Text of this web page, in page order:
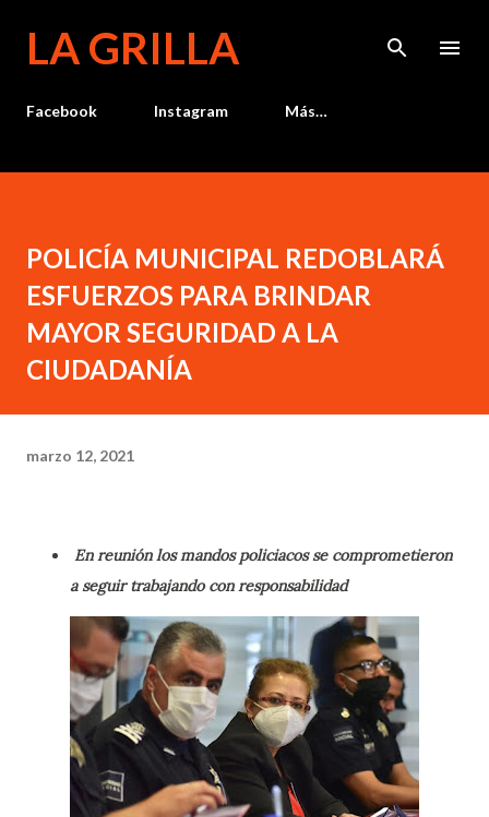
LA GRILLA
Facebook Instagram Más…
POLICÍA MUNICIPAL REDOBLARÁ
ESFUERZOS PARA BRINDAR
MAYOR SEGURIDAD A LA
CIUDADANÍA
marzo 12, 2021
En reunión los mandos policiacos se comprometieron
a seguir trabajando con responsabilidad